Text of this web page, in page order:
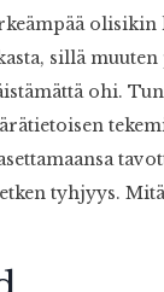
olisikin
sillä
ohi.
tyhjyys.